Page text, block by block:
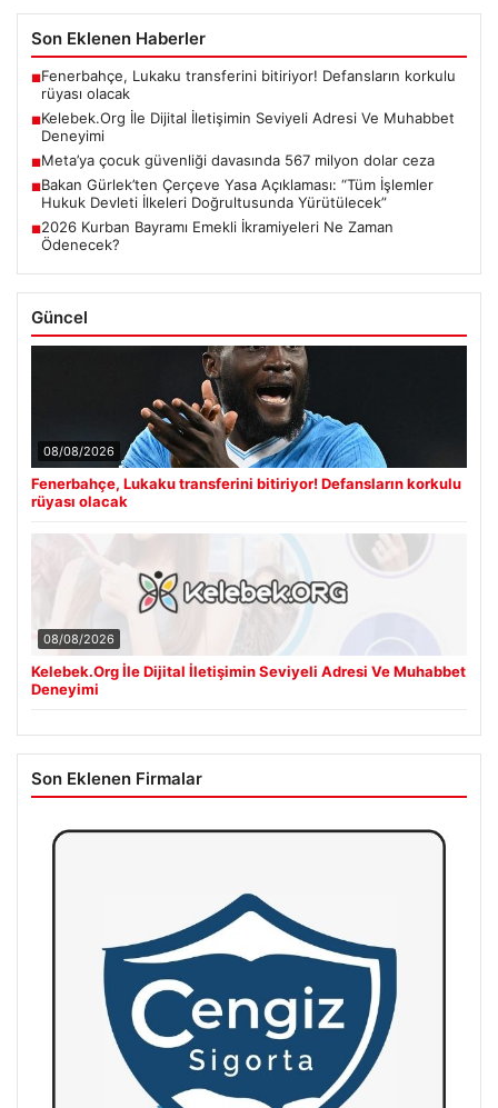
Son Eklenen Haberler
■Fenerbahçe, Lukaku transferini bitiriyor! Defansların korkulu
rüyası olacak
■Kelebek.Org İle Dijital İletişimin Seviyeli Adresi Ve Muhabbet
Deneyimi
■Meta’ya çocuk güvenliği davasında 567 milyon dolar ceza
■Bakan Gürlek’ten Çerçeve Yasa Açıklaması: “Tüm İşlemler
Hukuk Devleti İlkeleri Doğrultusunda Yürütülecek”
■2026 Kurban Bayramı Emekli İkramiyeleri Ne Zaman
Ödenecek?
Güncel
08/08/2026
Fenerbahçe, Lukaku transferini bitiriyor! Defansların korkulu
rüyası olacak
08/08/2026
Kelebek.Org İle Dijital İletişimin Seviyeli Adresi Ve Muhabbet
Deneyimi
Son Eklenen Firmalar